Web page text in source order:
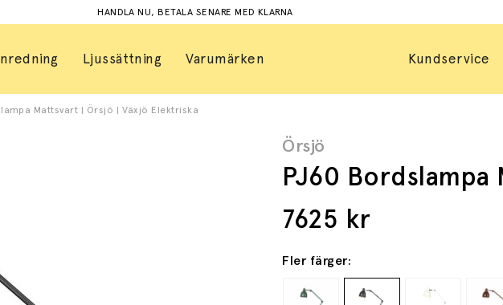
HANDLA NU, BETALA SENARE MED KLARNA
Ljussättning Varumärken Kundservice
Mattsvart | Örsjö | Växjö Elektriska
Örsjö
PJ60 Bordslampa
7625 kr
Fler färger: